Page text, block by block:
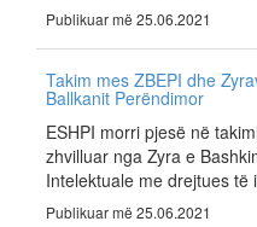
Publikuar më 25.06.2021
Takim mes ZBEPI dhe
Ballkanit Perëndimor
ESHPI morri pjesë në
zhvilluar nga Zyra e
Intelektuale me drejtues të
Publikuar më 25.06.2021